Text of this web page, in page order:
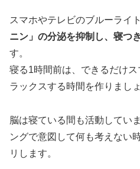
スマホやテレビのブルーライト
ニン」の分泌を抑制し、寝つ
す。
寝る1時間前は、できるだけ
ラックスする時間を作りましょ
脳は寝ている間も活動してい
ングで意図して何も考えない
リします。